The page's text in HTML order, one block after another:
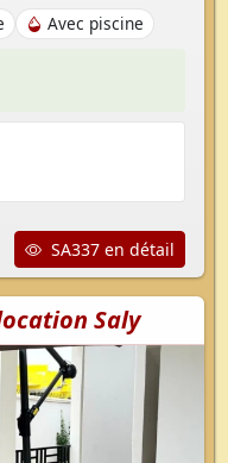
Avec piscine
SA337 en détail
Saly